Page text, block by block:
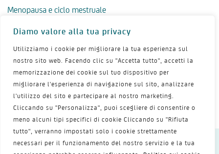
Diamo valore alla tua privacy
Utilizziamo i cookie per migliorare la tua esperienza sul
nostro sito web. Facendo clic su "Accetta tutto", accetti la
memorizzazione dei cookie sul tuo dispositivo per
migliorare l'esperienza di navigazione sul sito, analizzare
l'utilizzo del sito e partecipare al nostro marketing.
Cliccando su "Personalizza", puoi scegliere di consentire o
meno alcuni tipi specifici di cookie Cliccando su "Rifiuta
tutto", verranno impostati solo i cookie strettamente
necessari per il funzionamento del nostro servizio e la tua
Menopausa e ciclo mestruale
Salute psicologica in menopausa
Igiene intima in menopausa
Alimentazione e menopausa
Menopausa e sport
Dichiarazione sulla privacy
Termini d’uso